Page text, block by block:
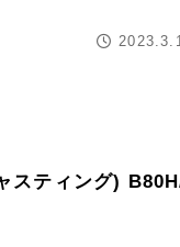
スティング)